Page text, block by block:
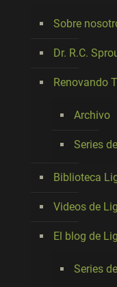
Sobre
Dr. R.C.
Renovando
Archivo
Series
Biblioteca
Videos de
El blog de
Series